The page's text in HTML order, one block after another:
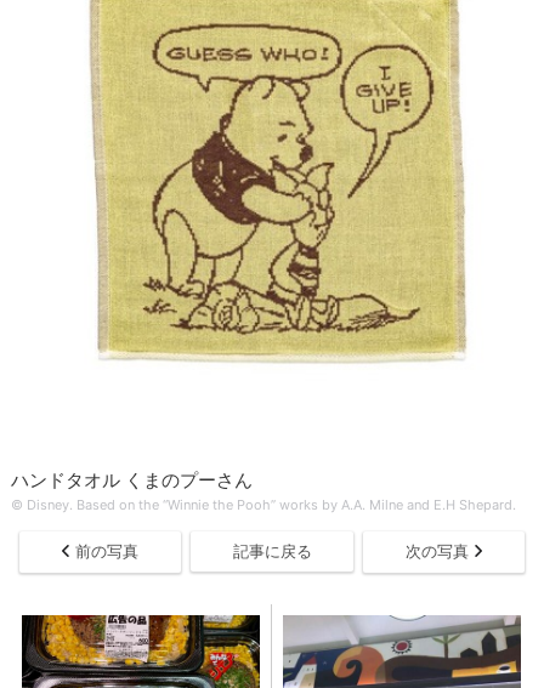
ハンドタオル くまのプーさん
© Disney. Based on the “Winnie the Pooh” works by A.A. Milne and E.H Shepard.
前の写真 記事に戻る 次の写真